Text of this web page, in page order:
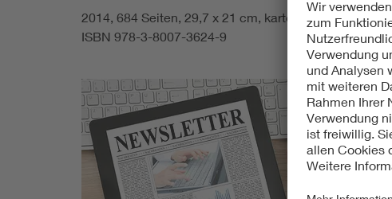
2014, 684 Seiten, 29,7 x 21 cm, kartoniert,
ISBN 978-3-8007-3624-9